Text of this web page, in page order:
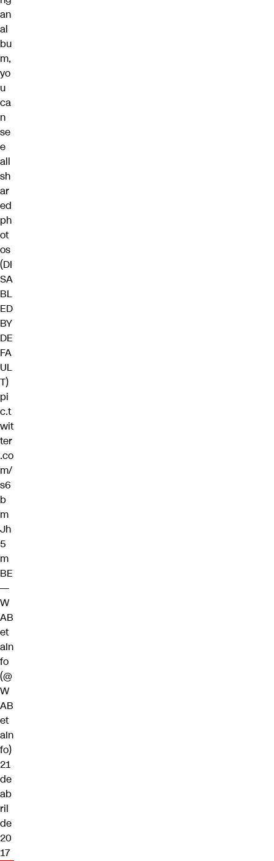
an
al
bu
m,
yo
u
ca
n
se
e
all
sh
ar
ed
ph
ot
os
(DI
SA
BL
ED
BY
DE
FA
UL
T)
pi
c.t
wit
ter
.co
m/
s6
b
m
Jh
5
m
BE
—
W
AB
et
aIn
fo
(@
W
AB
et
aIn
fo)
21
de
ab
ril
de
20
17